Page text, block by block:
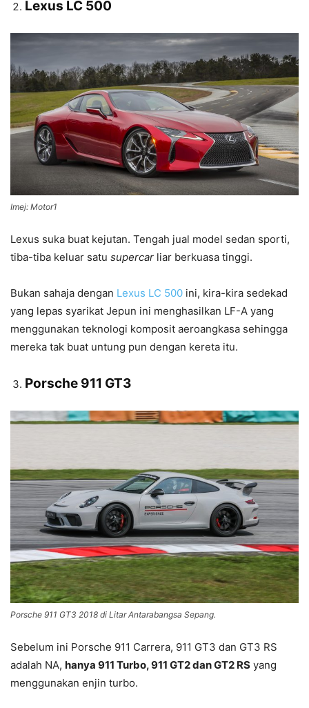
Lexus LC 500
Imej: Motor1
Lexus suka buat kejutan. Tengah jual model sedan sporti,
tiba-tiba keluar satu supercar liar berkuasa tinggi.
Bukan sahaja dengan Lexus LC 500 ini, kira-kira sedekad
yang lepas syarikat Jepun ini menghasilkan LF-A yang
menggunakan teknologi komposit aeroangkasa sehingga
mereka tak buat untung pun dengan kereta itu.
Porsche 911 GT3
Porsche 911 GT3 2018 di Litar Antarabangsa Sepang.
Sebelum ini Porsche 911 Carrera, 911 GT3 dan GT3 RS
adalah NA, hanya 911 Turbo, 911 GT2 dan GT2 RS yang
menggunakan enjin turbo.